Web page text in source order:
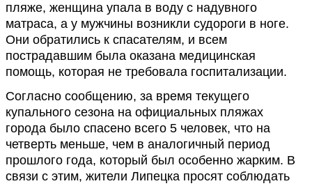
пляже, женщина упала в воду с надувного
матраса, а у мужчины возникли судороги в ноге.
Они обратились к спасателям, и всем
пострадавшим была оказана медицинская
помощь, которая не требовала госпитализации.
Согласно сообщению, за время текущего
купального сезона на официальных пляжах
города было спасено всего 5 человек, что на
четверть меньше, чем в аналогичный период
прошлого года, который был особенно жарким. В
связи с этим, жители Липецка просят соблюдать